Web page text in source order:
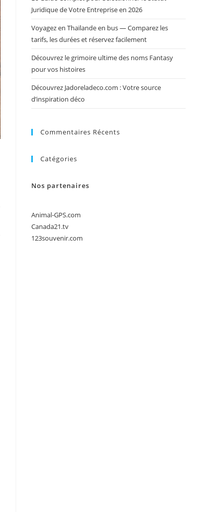
Juridique de Votre Entreprise en 2026
Voyagez en Thaïlande en bus — Comparez les
tarifs, les durées et réservez facilement
Découvrez le grimoire ultime des noms Fantasy
pour vos histoires
Découvrez Jadoreladeco.com : Votre source
d’inspiration déco
Commentaires Récents
Catégories
Nos partenaires
Animal-GPS.com
Canada21.tv
123souvenir.com